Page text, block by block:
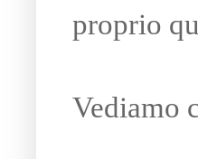
proprio
Vediamo